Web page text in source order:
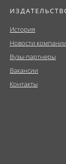
История
Новости компании
Вузы-партнеры
Вакансии
Контакты